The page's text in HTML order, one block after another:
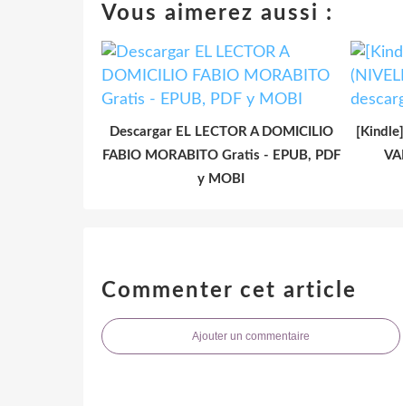
Vous aimerez aussi :
Descargar EL LECTOR A DOMICILIO
FABIO MORABITO Gratis - EPUB, PDF
y MOBI
Commenter cet article
Ajouter un commentaire